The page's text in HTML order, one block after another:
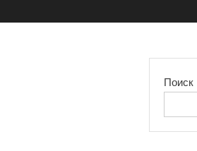
Поиск